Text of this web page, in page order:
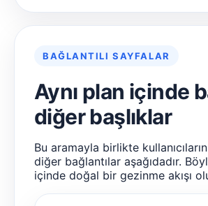
BAĞLANTILI SAYFALAR
Aynı plan içinde
diğer başlıklar
Bu aramayla birlikte
diğer bağlantılar aşağıdadır.
içinde doğal bir gezinme akışı